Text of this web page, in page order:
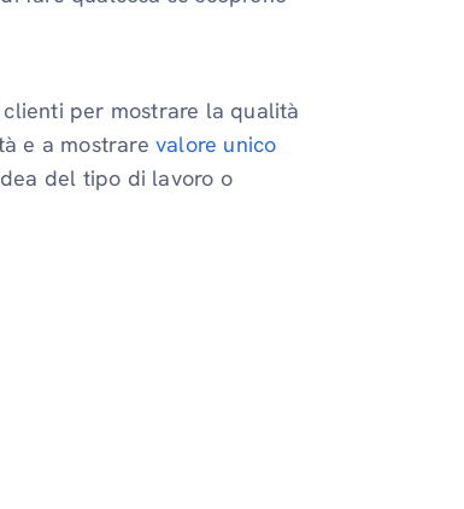
per mostrare la qualità
e a mostrarevalore unico
del tipo di lavoro o